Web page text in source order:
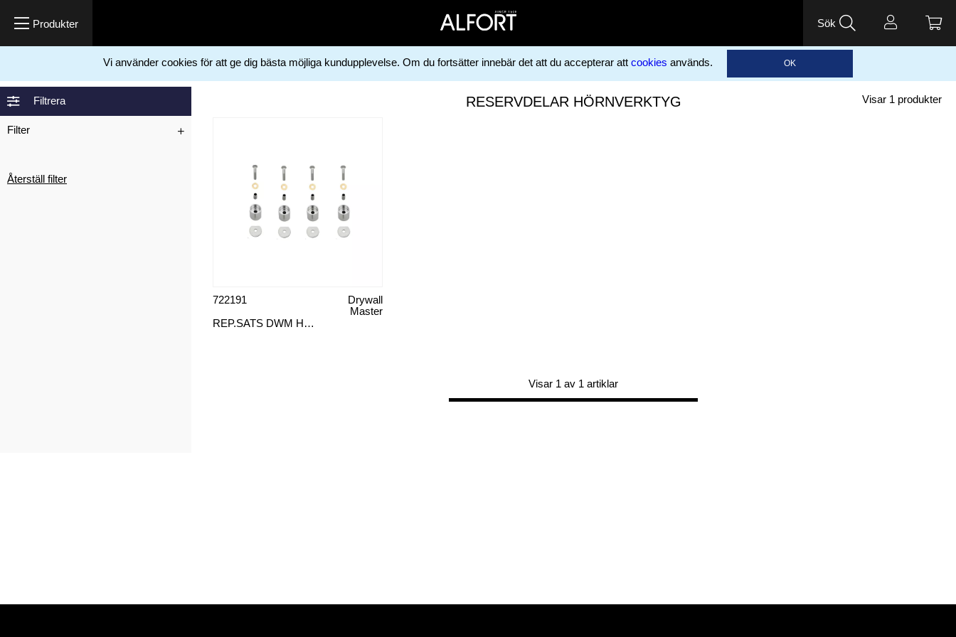
Sök
Vi använder cookies för att ge dig bästa möjliga kundupplevelse. Om du fortsätter innebär det att du accepterar att cookies används. OK
Måleriprodukter Automatiska spackelverktyg Reservdelar hörnverktyg
Filtrera
Filter
Återställ filter
RESERVDELAR HÖRNVERKTYG Visar 1 produkter
REP.SATS DWM HÖRNROLLERHJUL
Drywall
Master
722191
Visar 1 av 1 artiklar